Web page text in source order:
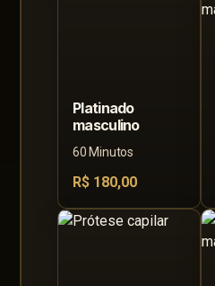
Platinado
masculino
60 Minutos
R$ 180,00